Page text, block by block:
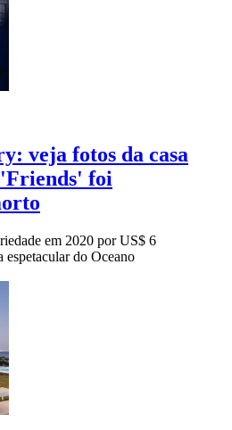
veja fotos da casa
foi
em 2020 por US$ 6
espetacular do Oceano